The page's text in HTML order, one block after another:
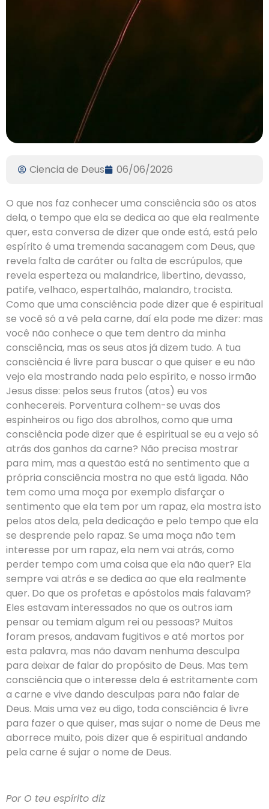
Ciencia de Deus 06/06/2026
O que nos faz conhecer uma consciência são os atos
dela, o tempo que ela se dedica ao que ela realmente
quer, esta conversa de dizer que onde está, está pelo
espírito é uma tremenda sacanagem com Deus, que
revela falta de caráter ou falta de escrúpulos, que
revela esperteza ou malandrice, libertino, devasso,
patife, velhaco, espertalhão, malandro, trocista.
Como que uma consciência pode dizer que é espiritual
se você só a vê pela carne, daí ela pode me dizer: mas
você não conhece o que tem dentro da minha
consciência, mas os seus atos já dizem tudo. A tua
consciência é livre para buscar o que quiser e eu não
vejo ela mostrando nada pelo espírito, e nosso irmão
Jesus disse: pelos seus frutos (atos) eu vos
conhecereis. Porventura colhem-se uvas dos
espinheiros ou figo dos abrolhos, como que uma
consciência pode dizer que é espiritual se eu a vejo só
atrás dos ganhos da carne? Não precisa mostrar
para mim, mas a questão está no sentimento que a
própria consciência mostra no que está ligada. Não
tem como uma moça por exemplo disfarçar o
sentimento que ela tem por um rapaz, ela mostra isto
pelos atos dela, pela dedicação e pelo tempo que ela
se desprende pelo rapaz. Se uma moça não tem
interesse por um rapaz, ela nem vai atrás, como
perder tempo com uma coisa que ela não quer? Ela
sempre vai atrás e se dedica ao que ela realmente
quer. Do que os profetas e apóstolos mais falavam?
Eles estavam interessados no que os outros iam
pensar ou temiam algum rei ou pessoas? Muitos
foram presos, andavam fugitivos e até mortos por
esta palavra, mas não davam nenhuma desculpa
para deixar de falar do propósito de Deus. Mas tem
consciência que o interesse dela é estritamente com
a carne e vive dando desculpas para não falar de
Deus. Mais uma vez eu digo, toda consciência é livre
para fazer o que quiser, mas sujar o nome de Deus me
aborrece muito, pois dizer que é espiritual andando
pela carne é sujar o nome de Deus.
Por O teu espírito diz